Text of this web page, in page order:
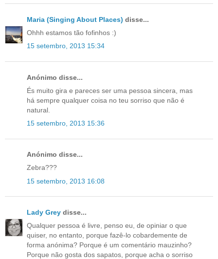
Maria (Singing About Places) disse...
Ohhh estamos tão fofinhos :)
15 setembro, 2013 15:34
Anónimo disse...
És muito gira e pareces ser uma pessoa sincera, mas
há sempre qualquer coisa no teu sorriso que não é
natural.
15 setembro, 2013 15:36
Anónimo disse...
Zebra???
15 setembro, 2013 16:08
Lady Grey disse...
Qualquer pessoa é livre, penso eu, de opiniar o que
quiser, no entanto, porque fazê-lo cobardemente de
forma anónima? Porque é um comentário mauzinho?
Porque não gosta dos sapatos, porque acha o sorriso